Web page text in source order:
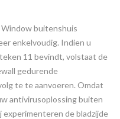
buitenshuis
enkelvoudig. Indien u
11 bevindt, volstaat de
gedurende
te te aanvoeren. Omdat
antivirusoplossing buiten
experimenteren de bladzijde